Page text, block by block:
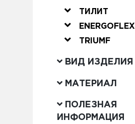
ТИЛИТ
ENERGOFLEX
TRIUMF
ВИД ИЗДЕЛИЯ
МАТЕРИАЛ
ПОЛЕЗНАЯ
ИНФОРМАЦИЯ